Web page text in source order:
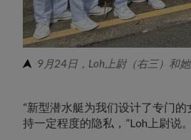
9月24日，Loh上尉（右三）和
“新型潜水艇为我们设计了专门
持一定程度的隐私，”Loh上尉说。